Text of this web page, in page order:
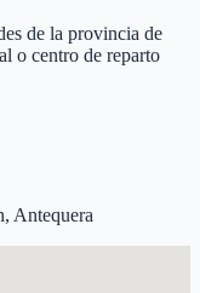
de la provincia de
o centro de reparto
Antequera